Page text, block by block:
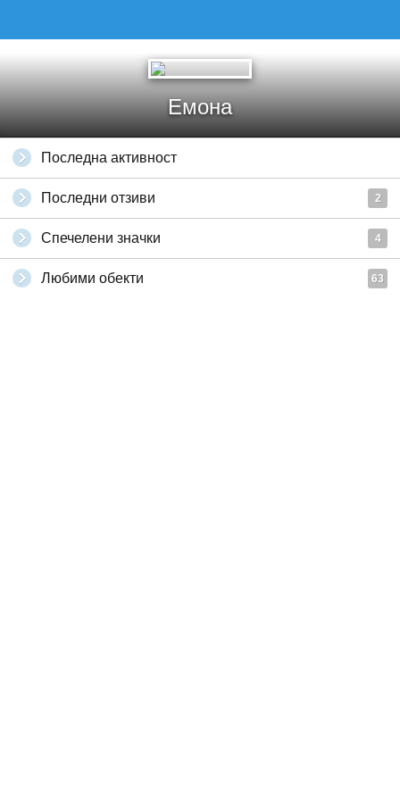
Емона
Последна активност
Последни отзиви 2
Спечелени значки 4
Любими обекти 63